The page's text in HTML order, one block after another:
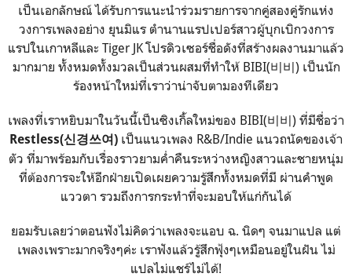
เป็นเอกลักษณ์ ได้รับการแนะนำร่วมรายการจากคู่สองคู่รักแห่ง
วงการเพลงอย่าง ยุนมิแร ตำนานแรปเปอร์สาวผู้บุกเบิกวงการ
แรปในเกาหลีและ Tiger JK โปรดิวเซอร์ชื่อดังที่สร้างผลงานมาแล้ว
มากมาย ทั้งหมดทั้งมวลเป็นส่วนผสมที่ทำให้ BIBI(비비) เป็นนัก
ร้องหน้าใหม่ที่เราว่าน่าจับตามองทีเดียว
เพลงที่เราหยิบมาในวันนี้เป็นซิงเกิ้ลใหม่ของ BIBI(비비) ที่มีชื่อว่า
Restless(신경쓰여) เป็นแนวเพลง R&B/Indie แนวถนัดของเจ้า
ตัว ที่มาพร้อมกับเรื่องราวยามค่ำคืนระหว่างหญิงสาวและชายหนุ่ม
ที่ต้องการจะให้อีกฝ่ายเปิดเผยความรู้สึกทั้งหมดที่มี ผ่านคำพูด
แววตา รวมถึงการกระทำที่จะมอบให้แก่กันได้
ยอมรับเลยว่าตอนฟังไม่คิดว่าเพลงจะแอบ ฉ. นิดๆ จนมาแปล แต่
เพลงเพราะมากจริงๆค่ะ เราฟังแล้วรู้สึกฟุ้งๆเหมือนอยู่ในฝัน ไม่
แปลไม่แชร์ไม่ได้!